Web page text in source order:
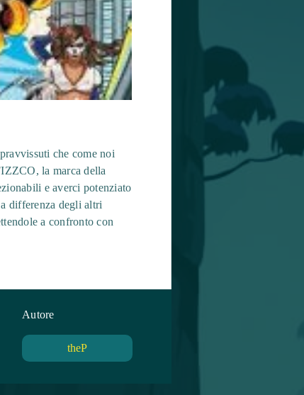
che come noi
la marca della
e averci potenziato
differenza degli altri
a confronto con
Autore
theP